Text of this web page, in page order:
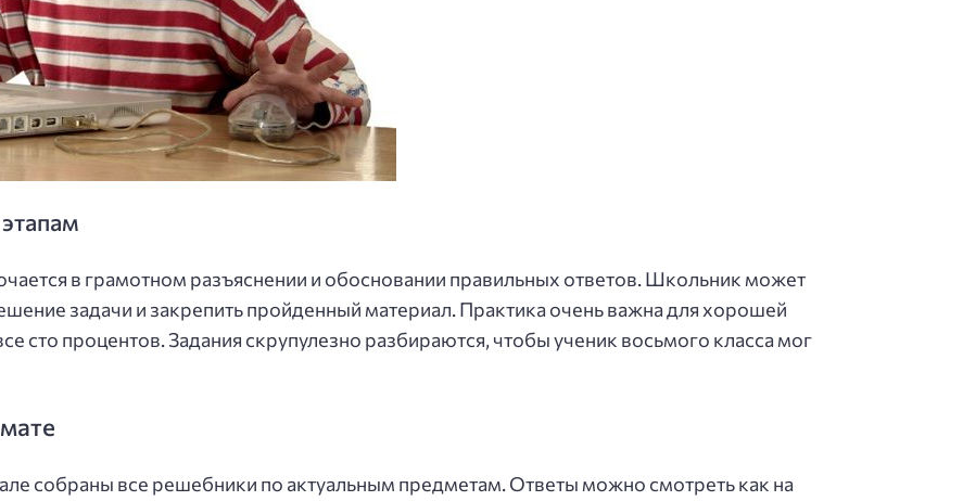
в грамотном разъяснении и обосновании правильных ответов. Школьник может
задачи и закрепить пройденный материал. Практика очень важна для хорошей
сто процентов. Задания скрупулезно разбираются, чтобы ученик восьмого класса мог
собраны все решебники по актуальным предметам. Ответы можно смотреть как на